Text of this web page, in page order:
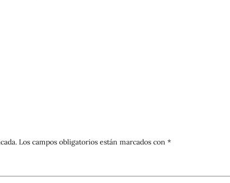
Los campos obligatorios están marcados con *